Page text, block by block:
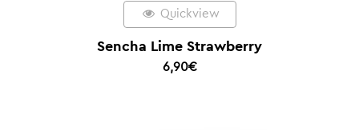
Quickview
Sencha Lime Strawberry
6,90€